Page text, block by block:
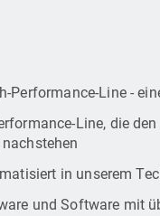
Performance-Line -
Line, die
in unserem
und Software mit